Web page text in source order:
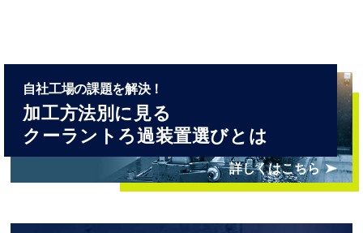
⾃社⼯場の課題を解決！
加工方法別に見る
クーラントろ過装置選びとは
詳しくはこちら